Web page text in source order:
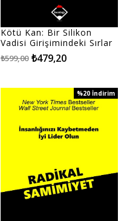
Kötü Kan: Bir Silikon
Vadisi Girişimindeki Sırlar
ve Yalanlar₺479,20
₺599,00
%20 İndirim
%20İndirim